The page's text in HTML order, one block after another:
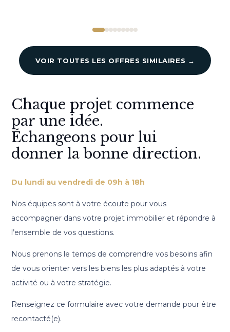
VOIR TOUTES LES OFFRES SIMILAIRES →
Chaque projet commence
par une idée.
Échangeons pour lui
donner la bonne direction.
Du lundi au vendredi de 09h à 18h
Nos équipes sont à votre écoute pour vous
accompagner dans votre projet immobilier et répondre à
l’ensemble de vos questions.
Nous prenons le temps de comprendre vos besoins afin
de vous orienter vers les biens les plus adaptés à votre
activité ou à votre stratégie.
Renseignez ce formulaire avec votre demande pour être
recontacté(e).